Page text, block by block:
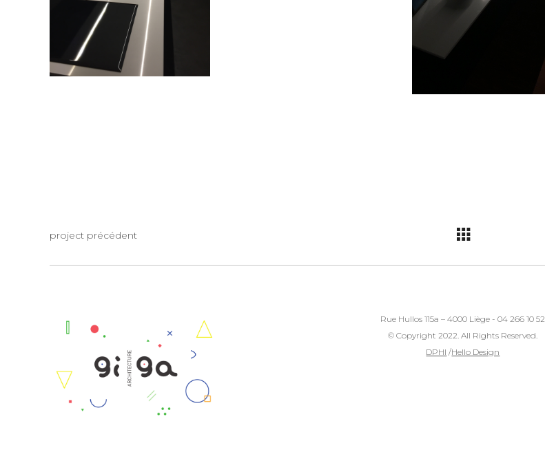
project précédent
Rue Hullos 115a – 4000 Liège - 04 266 10 52
© Copyright 2022. All Rights Reserved.
DPHI /Hello Design